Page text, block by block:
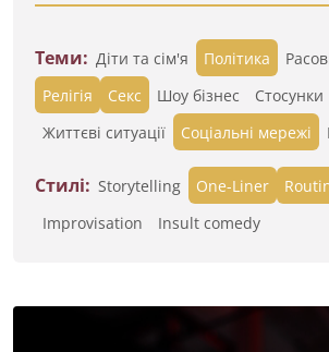
Теми: Діти та сім'я Політика
Релігія
Секс Шоу бізнес Стосунки
Життєві ситуації
Cоціальні мережі
Стилі: Storytelling One-Liner
Improvisation
Insult comedy